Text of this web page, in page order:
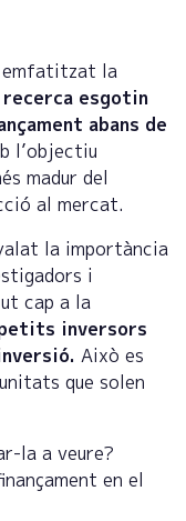
emfatitzat la
esgotin
abans de
l’objectiu
madur del
al mercat.
la importància
i
cap a la
inversors
Això es
que solen
la a veure?
en el